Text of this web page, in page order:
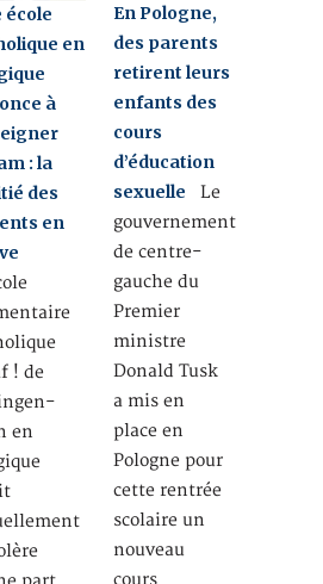
école
en
à
: la
des
en
! de
en
En Pologne,
des parents
retirent leurs
enfants des
cours
d’éducation
sexuelle Le
gouvernement
de centre-
gauche du
Premier
ministre
Donald Tusk
a mis en
place en
Pologne pour
cette rentrée
scolaire un
nouveau
cours